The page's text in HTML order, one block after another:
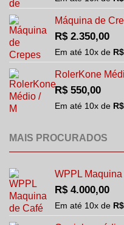
Máquina de
R$2.350,00
Em até 10x de R$
RolerKone
R$550,00
Em até 10x de R$
MAIS PROCURADOS
WPPL
R$4.000,00
Em até 10x de R$